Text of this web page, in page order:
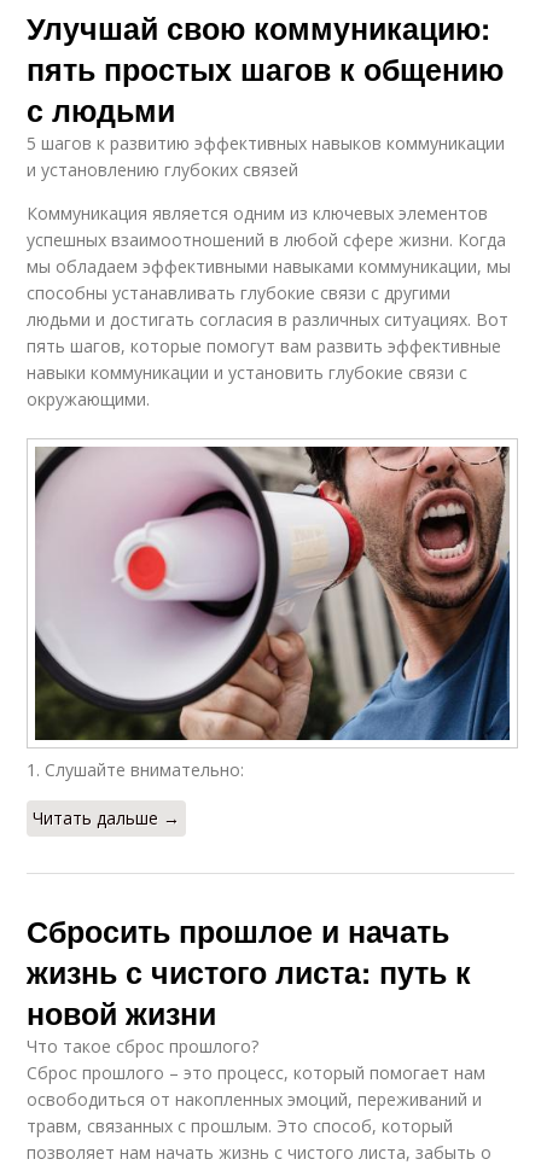
Улучшай свою коммуникацию:
пять простых шагов к общению
с людьми
5 шагов к развитию эффективных навыков коммуникации
и установлению глубоких связей
Коммуникация является одним из ключевых элементов
успешных взаимоотношений в любой сфере жизни. Когда
мы обладаем эффективными навыками коммуникации, мы
способны устанавливать глубокие связи с другими
людьми и достигать согласия в различных ситуациях. Вот
пять шагов, которые помогут вам развить эффективные
навыки коммуникации и установить глубокие связи с
окружающими.
1. Слушайте внимательно:
Читать дальше →
Сбросить прошлое и начать
жизнь с чистого листа: путь к
новой жизни
Что такое сброс прошлого?
Сброс прошлого – это процесс, который помогает нам
освободиться от накопленных эмоций, переживаний и
травм, связанных с прошлым. Это способ, который
позволяет нам начать жизнь с чистого листа, забыть о